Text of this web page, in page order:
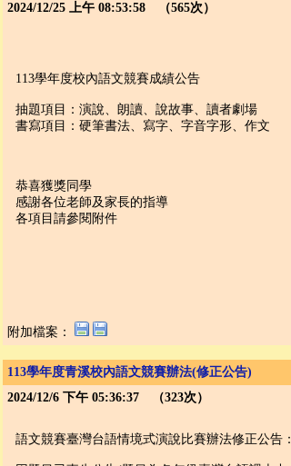
2024/12/25 上午 08:53:58 （565次）
113學年度校內語文競賽成績公告
抽題項目：演說、朗讀、說故事、讀者劇場
書寫項目：硬筆書法、寫字、字音字形、作文
恭喜獲獎同學
感謝各位老師及家長的指導
各項目請參閱附件
附加檔案：
113學年度青溪校內語文競賽辦法(修正公告)
2024/12/6 下午 05:36:37 （323次）
語文競賽臺灣台語情境式演說比賽辦法修正公告：